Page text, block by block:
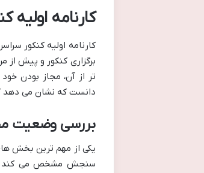
کارنامه
کارنامه اولیه کنکور
برگزاری کنکور و پیش
تر از آن، مجاز بودن
دانست که نشان می دهد
بررسی وضعیت
یکی از مهم ترین بخش
سنجش مشخص می کند که